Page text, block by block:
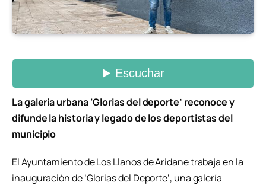
La galería urbana ‘Glorias del deporte’ reconoce y
difunde la historia y legado de los deportistas del
municipio
El Ayuntamiento de Los Llanos de Aridane trabaja en la
inauguración de ‘Glorias del Deporte’, una galería